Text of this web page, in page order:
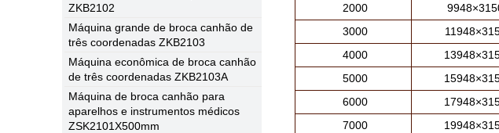
ZKB2102
Máquina grande de broca canhão de
três coordenadas ZKB2103
Máquina econômica de broca canhão
de três coordenadas ZKB2103A
Máquina de broca canhão para
aparelhos e instrumentos médicos
ZSK2101X500mm
2000
3000
4000
5000
6000
7000